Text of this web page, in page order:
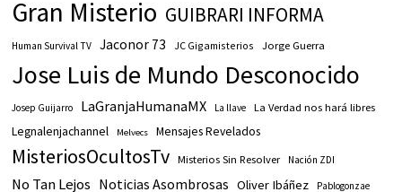
Gran Misterio GUIBRARI INFORMA
Human Survival TV Jaconor 73 JC Gigamisterios Jorge Guerra
Jose Luis de Mundo Desconocido
Josep Guijarro LaGranjaHumanaMX La llave La Verdad nos hará libres
Legnalenjachannel Melvecs Mensajes Revelados
MisteriosOcultosTv Misterios Sin Resolver Nación ZDI
No Tan Lejos Noticias Asombrosas Oliver Ibáñez Pablogonzae